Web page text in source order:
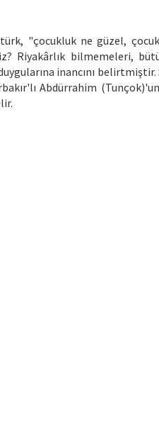
"çocukluk ne güzel,
bilmemeleri,
inancını belirtmiştir.
Abdürrahim